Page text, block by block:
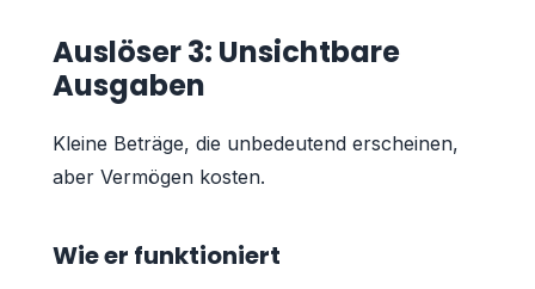
Auslöser 3: Unsichtbare
Ausgaben
Kleine Beträge, die unbedeutend erscheinen,
aber Vermögen kosten.
Wie er funktioniert